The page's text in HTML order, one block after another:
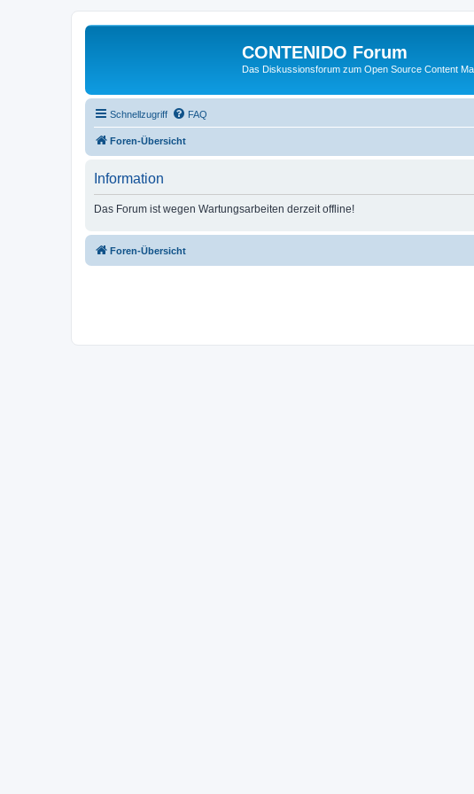
CONTENIDO Forum
Das Diskussionsforum zum Open Source Content
Schnellzugriff FAQ
Foren-Übersicht
Information
Das Forum ist wegen Wartungsarbeiten derzeit offline!
Foren-Übersicht